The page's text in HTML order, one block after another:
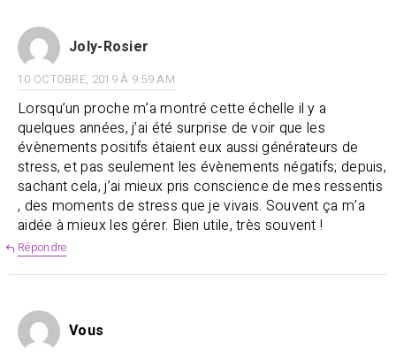
Joly-Rosier
10 OCTOBRE, 2019 À 9:59 AM
Lorsqu’un proche m’a montré cette échelle il y a
quelques années, j’ai été surprise de voir que les
évènements positifs étaient eux aussi générateurs de
stress, et pas seulement les évènements négatifs; depuis,
sachant cela, j’ai mieux pris conscience de mes ressentis
, des moments de stress que je vivais. Souvent ça m’a
aidée à mieux les gérer. Bien utile, très souvent !
Répondre
Vous